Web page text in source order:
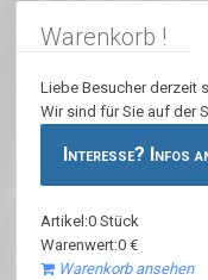
Warenkorb !
Liebe Besucher derzeit
Wir sind für Sie auf der
Interesse? Infos
Artikel:0 Stück
Warenwert:0 €
Warenkorb ansehen